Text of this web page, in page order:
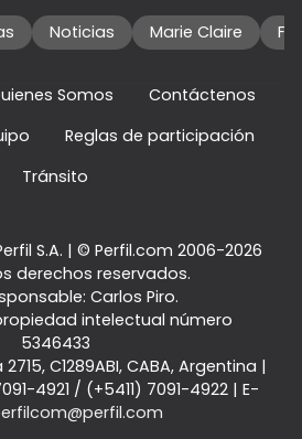
Noticias Marie Claire
Somos
Contáctenos
Reglas de participación
Tránsito
S.A. | © Perfil.com 2006-2026
derechos reservados.
Carlos Piro.
intelectual número
5346433
, C1289ABI, CABA, Argentina |
4921 / (+5411) 7091-4922| E-